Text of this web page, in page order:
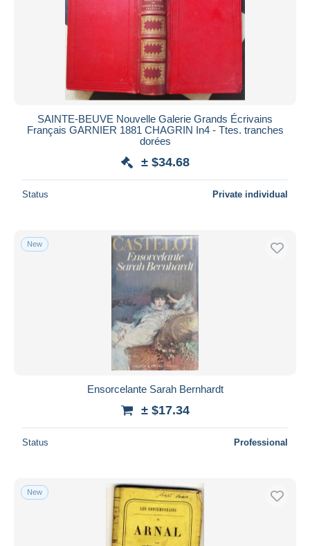
Submit
SAINTE-BEUVE Nouvelle Galerie Grands Écrivains
Français GARNIER 1881 CHAGRIN In4 - Ttes. tranches
dorées
± $34.68
Status Private individual
New
Ensorcelante Sarah Bernhardt
± $17.34
Status Professional
New